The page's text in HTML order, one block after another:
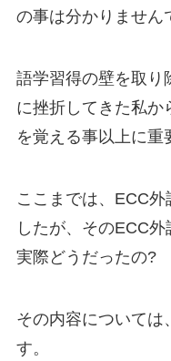
の事は分かりません
語学習得の壁を取り
に挫折してきた私か
を覚える事以上に重
ここまでは、ECC
したが、そのECC
実際どうだったの?
その内容については
す。